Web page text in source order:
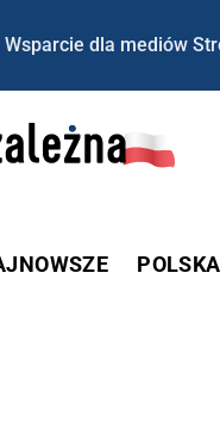
Wsparcie dla mediów
POLSKA